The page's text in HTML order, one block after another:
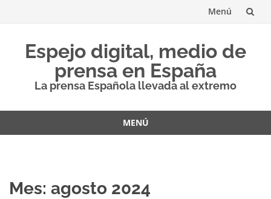
Menú
contenido
Espejo digital, medio de
prensa en España
La prensa Española llevada al extremo
MENÚ
Mes: agosto 2024